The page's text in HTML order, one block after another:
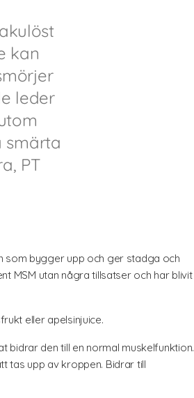
kan
leder
smärta
PT
som bygger upp och ger stadga och
MSM utan några tillsatser och har blivit
eller apelsinjuice.
bidrar den till en normal muskelfunktion.
tas upp av kroppen. Bidrar till